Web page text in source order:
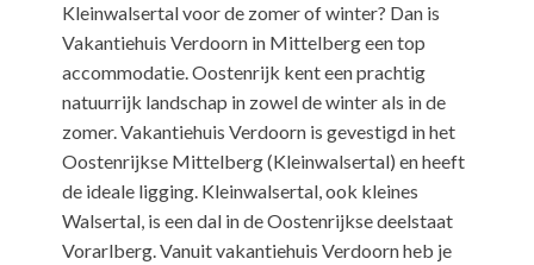
Kleinwalsertal voor de zomer of winter? Dan is
Vakantiehuis Verdoorn in Mittelberg een top
accommodatie. Oostenrijk kent een prachtig
natuurrijk landschap in zowel de winter als in de
zomer. Vakantiehuis Verdoorn is gevestigd in het
Oostenrijkse Mittelberg (Kleinwalsertal) en heeft
de ideale ligging. Kleinwalsertal, ook kleines
Walsertal, is een dal in de Oostenrijkse deelstaat
Vorarlberg. Vanuit vakantiehuis Verdoorn heb je